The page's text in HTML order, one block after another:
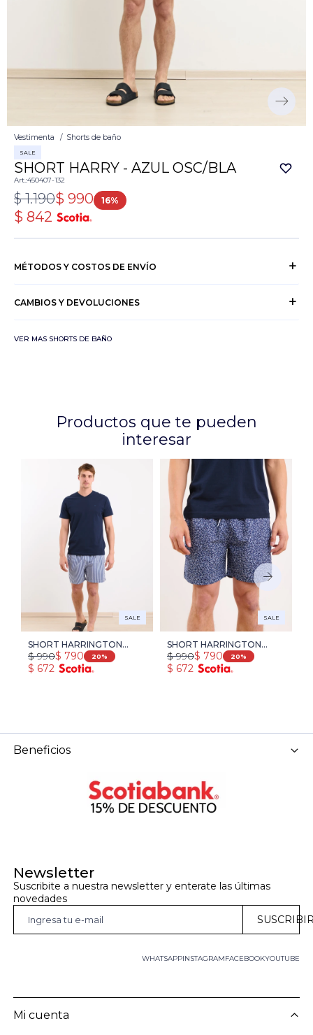
Vestimenta Shorts de baño
SALE
SHORT HARRY - AZUL OSC/BLA
450407-132
$ 990
$ 1.190 16
$ 842
MÉTODOS Y COSTOS DE ENVÍO
CAMBIOS Y DEVOLUCIONES
VER MAS SHORTS DE BAÑO
Productos que te pueden
interesar
SALE
SHORT HARRINGTON
LABEL - AZUL PIEDRA /
BLANCO
$ 790
$ 990 20
$ 672
SALE
SHORT HARRINGTON
LABEL - AZUL OSCURO
$ 790
$ 990 20
$ 672
Newsletter
Suscribite a nuestra newsletter y enterate las últimas
novedades
WHATSAPP FACEBOOKYOUTUBE
INSTAGRAM
Mi cuenta
Beneficios